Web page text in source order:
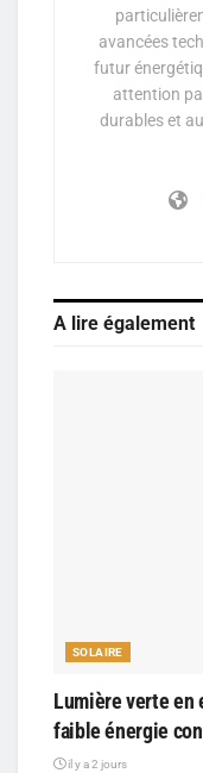
avancées
futur
attention
durables et
A lire également
SOLAIRE
Lumière verte en
faible énergie
il y a 2 jours